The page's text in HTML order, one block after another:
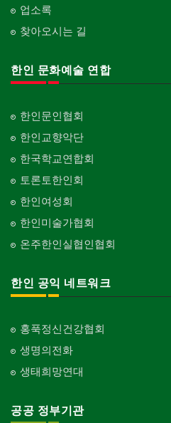
업소록
찾아오시는 길
한인 문화예술 연합
한인문인협회
한인교향악단
한국학교연합회
토론토한인회
한인여성회
한인미술가협회
온주한인실협인협회
한인 공익 네트워크
홍푹정신건강협회
생명의전화
생태희망연대
공공 정부기관